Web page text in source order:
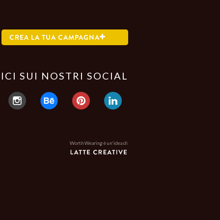
CREA LA TUA CAMPAGNA
SUI NOSTRI SOCIAL
Worth Wearing è un'idea di